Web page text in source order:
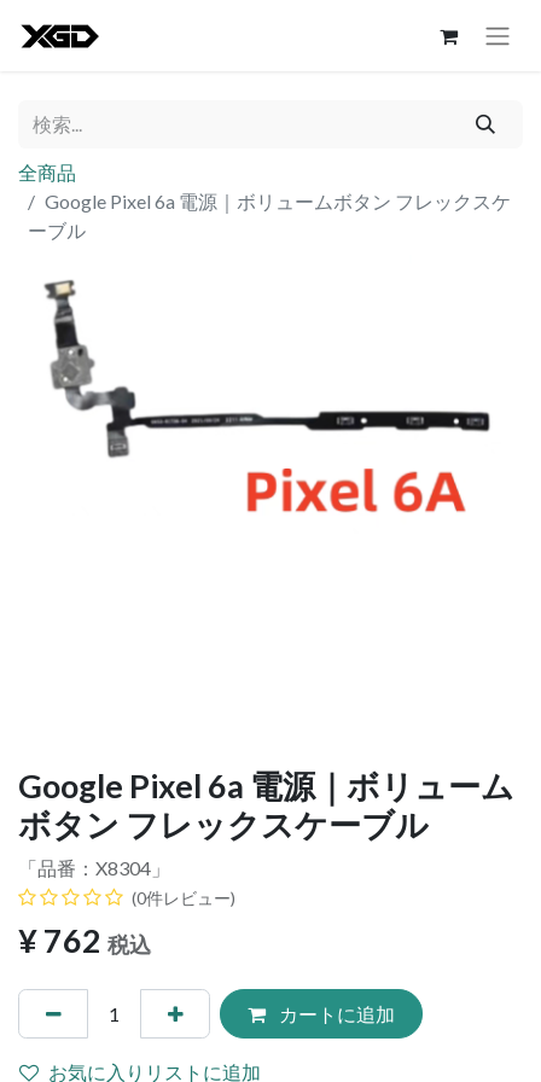
全商品
Google Pixel 6a 電源｜ボリュームボタン フレックスケ
ーブル
Google Pixel 6a 電源｜ボリューム
ボタン フレックスケーブル
「品番： X8304 」
(0件レビュー)
¥762 税込
カートに追加
お気に入りリストに追加